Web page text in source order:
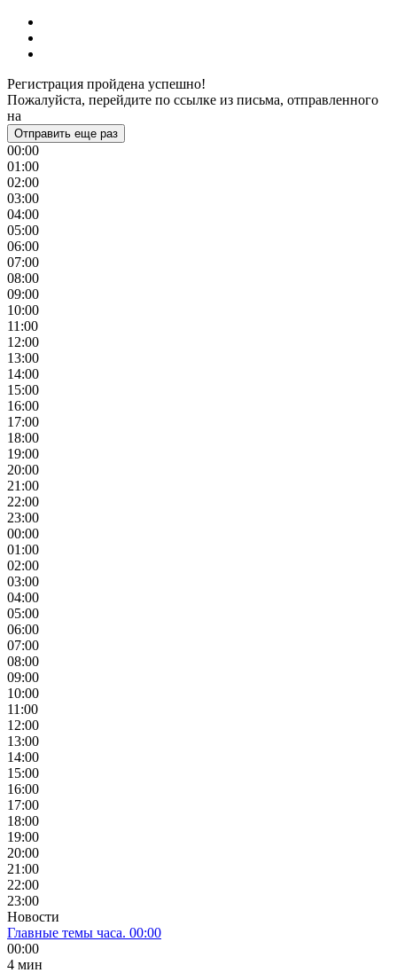
Регистрация пройдена успешно!
Пожалуйста, перейдите по ссылке из письма, отправленного
на
Отправить еще раз
00:00
01:00
02:00
03:00
04:00
05:00
06:00
07:00
08:00
09:00
10:00
11:00
12:00
13:00
14:00
15:00
16:00
17:00
18:00
19:00
20:00
21:00
22:00
23:00
00:00
01:00
02:00
03:00
04:00
05:00
06:00
07:00
08:00
09:00
10:00
11:00
12:00
13:00
14:00
15:00
16:00
17:00
18:00
19:00
20:00
21:00
22:00
23:00
Новости
Главные темы часа. 00:00
00:00
4 мин